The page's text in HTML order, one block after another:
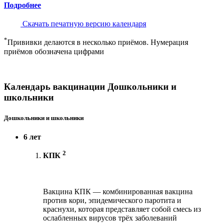
Подробнее
Скачать печатную версию календаря
*Прививки делаются в несколько приёмов. Нумерация
приёмов обозначена цифрами
Календарь вакцинации Дошкольники и
школьники
Дошкольники и школьники
6 лет
КПК 2
Вакцина КПК — комбинированная вакцина
против кори, эпидемического паротита и
краснухи, которая представляет собой смесь из
ослабленных вирусов трёх заболеваний